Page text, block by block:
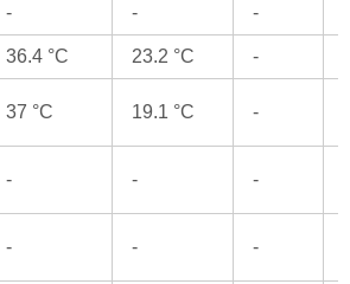
- - -
36.4 °C 23.2 °C -
37 °C 19.1 °C -
- - -
- - -